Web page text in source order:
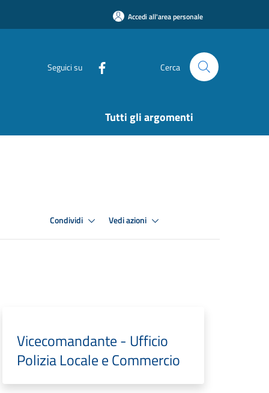
Accedi all'area personale
Seguici su Cerca
Tutti gli argomenti
Condividi Vedi azioni
Vicecomandante - Ufficio
Polizia Locale e Commercio